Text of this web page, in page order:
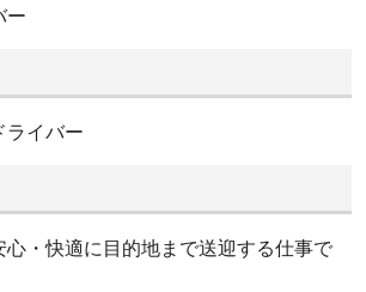
ー
イバー
心・快適に目的地まで送迎する仕事で